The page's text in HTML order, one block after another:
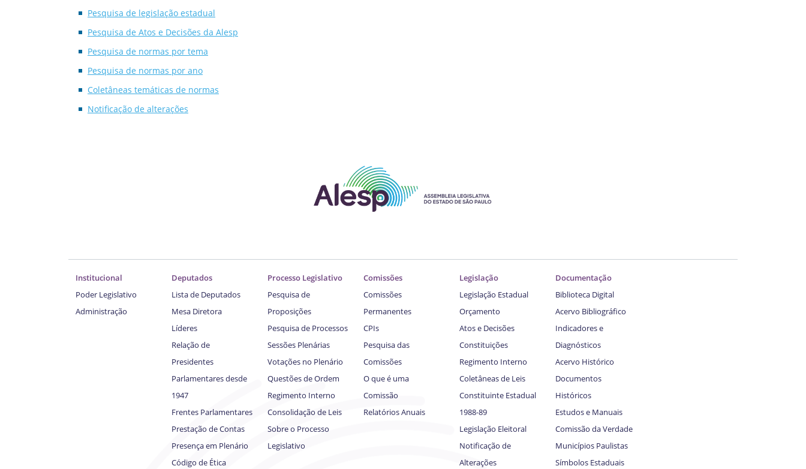
Pesquisa de legislação estadual
Pesquisa de Atos e Decisões da Alesp
Pesquisa de normas por tema
Pesquisa de normas por ano
Coletâneas temáticas de normas
Notificação de alterações
Institucional
Poder Legislativo
Administração
Deputados
Lista de Deputados
Mesa Diretora
Líderes
Relação de
Presidentes
Parlamentares desde
1947
Frentes Parlamentares
Prestação de Contas
Presença em Plenário
Código de Ética
Processo Legislativo
Pesquisa de
Proposições
Pesquisa de Processos
Sessões Plenárias
Votações no Plenário
Questões de Ordem
Regimento Interno
Consolidação de Leis
Sobre o Processo
Legislativo
Comissões
Comissões
Permanentes
CPIs
Pesquisa das
Comissões
O que é uma
Comissão
Relatórios Anuais
Legislação
Legislação Estadual
Orçamento
Atos e Decisões
Constituições
Regimento Interno
Coletâneas de Leis
Constituinte Estadual
1988-89
Legislação Eleitoral
Notificação de
Alterações
Documentação
Biblioteca Digital
Acervo Bibliográfico
Indicadores e
Diagnósticos
Acervo Histórico
Documentos
Históricos
Estudos e Manuais
Comissão da Verdade
Municípios Paulistas
Símbolos Estaduais